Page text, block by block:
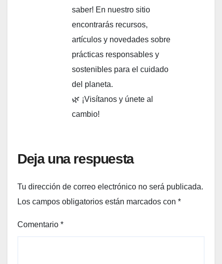
saber! En nuestro sitio
encontrarás recursos,
artículos y novedades sobre
prácticas responsables y
sostenibles para el cuidado
del planeta.
🌿 ¡Visítanos y únete al
cambio!
Deja una respuesta
Tu dirección de correo electrónico no será publicada.
Los campos obligatorios están marcados con *
Comentario *